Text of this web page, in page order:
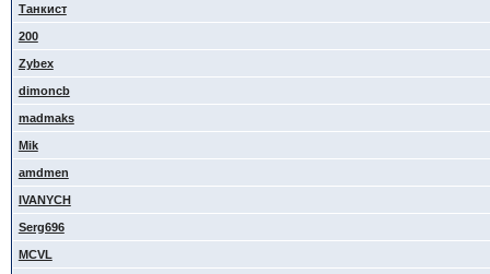
Танкист
200
Zybex
dimoncb
madmaks
Mik
amdmen
IVANYCH
Serg696
MCVL